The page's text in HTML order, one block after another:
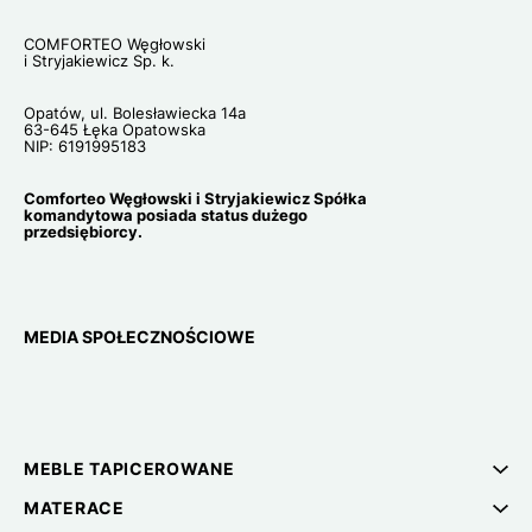
COMFORTEO Węgłowski
i Stryjakiewicz Sp. k.
Opatów, ul. Bolesławiecka 14a
63-645 Łęka Opatowska
NIP: 6191995183
Comforteo Węgłowski i Stryjakiewicz Spółka
komandytowa posiada status dużego
przedsiębiorcy.
MEDIA SPOŁECZNOŚCIOWE
MEBLE TAPICEROWANE
MATERACE